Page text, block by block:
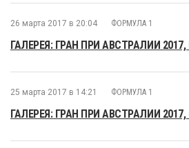
26 марта 2017 в 20:04 ФОРМУЛА 1
ГАЛЕРЕЯ: ГРАН ПРИ АВСТРАЛИИ
25 марта 2017 в 14:21 ФОРМУЛА 1
ГАЛЕРЕЯ: ГРАН ПРИ АВСТРАЛИИ